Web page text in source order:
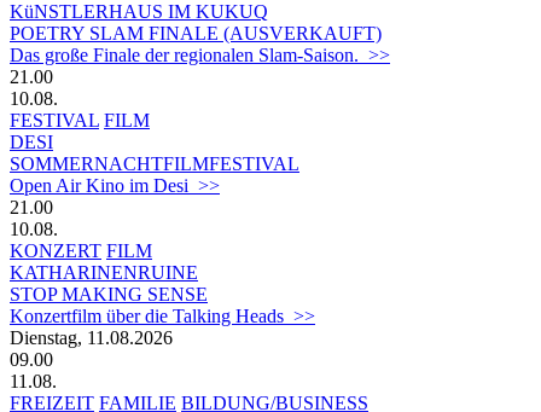
KüNSTLERHAUS IM KUKUQ
POETRY SLAM FINALE (AUSVERKAUFT)
Das große Finale der regionalen Slam-Saison. >>
21.00
10.08.
FESTIVAL FILM
DESI
SOMMERNACHTFILMFESTIVAL
Open Air Kino im Desi >>
21.00
10.08.
KONZERT FILM
KATHARINENRUINE
STOP MAKING SENSE
Konzertfilm über die Talking Heads >>
Dienstag, 11.08.2026
09.00
11.08.
FREIZEIT FAMILIE BILDUNG/BUSINESS